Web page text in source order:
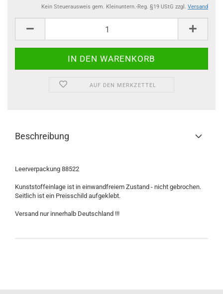
Kein Steuerausweis gem. Kleinuntern.-Reg. §19 UStG zzgl. Versand
AUF DEN MERKZETTEL
Beschreibung
Leerverpackung 88522
Kunststoffeinlage ist in einwandfreiem Zustand - nicht gebrochen.
Seitlich ist ein Preisschild aufgeklebt.
Versand nur innerhalb Deutschland !!!